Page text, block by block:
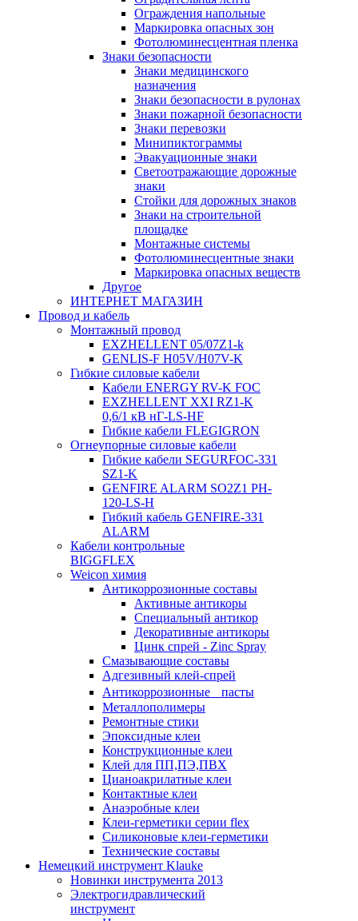
Ограждения напольные
Маркировка опасных зон
Фотолюминесцентная пленка
Знаки безопасности
Знаки медицинского
назначения
Знаки безопасности в рулонах
Знаки пожарной безопасности
Знаки перевозки
Минипиктограммы
Эвакуационные знаки
Светоотражающие дорожные
знаки
Стойки для дорожных знаков
Знаки на строительной
площадке
Монтажные системы
Фотолюминесцентные знаки
Маркировка опасных веществ
Другое
ИНТЕРНЕТ МАГАЗИН
Провод и кабель
Монтажный провод
EXZHELLENT 05/07Z1-k
GENLIS-F Н05V/H07V-K
Гибкие силовые кабели
Кабели ENERGY RV-K FOC
EXZHELLENT XXI RZ1-K
0,6/1 кВ нГ-LS-HF
Гибкие кабели FLEGIGRON
Огнеупорные силовые кабели
Гибкие кабели SEGURFOC-331
SZ1-K
GENFIRE ALARM SO2Z1 PH-
120-LS-H
Гибкий кабель GENFIRE-331
ALARM
Кабели контрольные
BIGGFLEX
Weicon химия
Антикоррозионные составы
Активные антикоры
Специальный антикор
Декоративные антикоры
Цинк спрей - Zinc Spray
Смазывающие составы
Адгезивный клей-спрей
Антикоррозионные пасты
Металлополимеры
Ремонтные стики
Эпоксидные клеи
Конструкционные клеи
Клей для ПП,ПЭ,ПВХ
Цианоакрилатные клеи
Контактные клеи
Анаэробные клеи
Клеи-герметики серии flex
Силиконовые клеи-герметики
Технические составы
Немецкий инструмент Klauke
Новинки инструмента 2013
Электрогидравлический
инструмент